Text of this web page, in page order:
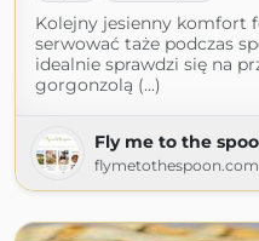
Kolejny jesienny komfort
serwować taże podczas
idealnie sprawdzi się na
gorgonzolą (...)
Fly me to the
flymetothespoon.com